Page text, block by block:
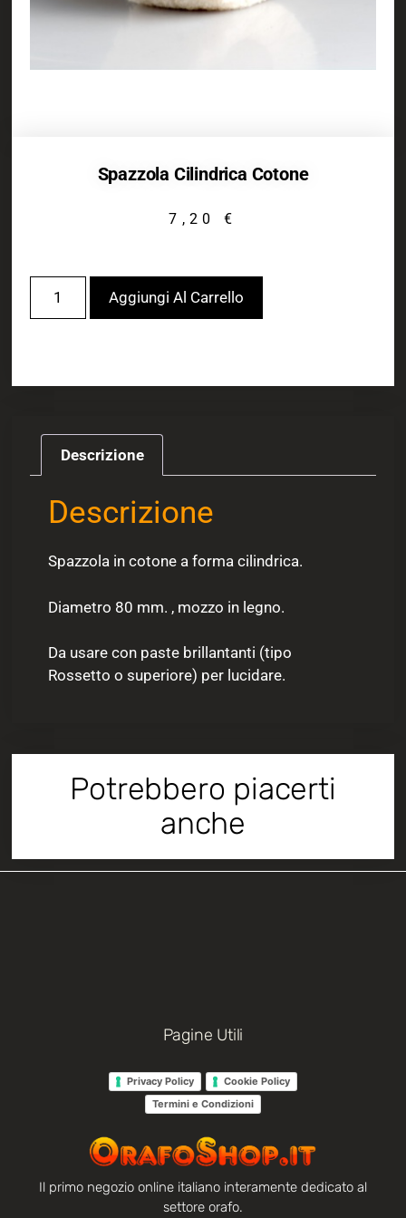
Spazzola Cilindrica Cotone
7,20€
Aggiungi Al Carrello
Descrizione
Descrizione
Spazzola in cotone a forma cilindrica.
Diametro 80 mm. , mozzo in legno.
Da usare con paste brillantanti (tipo
Rossetto o superiore) per lucidare.
Potrebbero piacerti
anche
Pagine Utili
Privacy Policy
Cookie Policy
Termini e Condizioni
Il primo negozio online italiano interamente dedicato al
settore orafo.